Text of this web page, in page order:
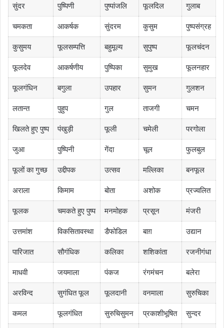
सुंदर पुष्पिणी पुष्पांजलि फूलदिल गुलाब
चमकता आकर्षक सुंदरम कुसुम पुष्पसंग्रह
कुसुमय फूलसम्पत्ति बहुमूल्य सुपुष्प फूलचंदन
फूलदेव आकर्षणीय पुष्पिका सुमुख फूलनहार
फूलगंधिन बगुला उपहार सुमन गुलशन
लतान्त पुहुप गुल ताजगी चमन
खिलते हुए पुष्प पंखुड़ी फूली चमेली परगोला
जुआ पुष्पिनी गेंदा चूल फुलबुल
फूलों का गुच्छ उद्दीपक उत्सव मल्लिका बनफूल
अराला किमाम बोता अशोक प्रज्वलित
फूलक चमकते हुए पुष्प मनमोहक प्रसून मंजरी
उत्तमांश विकसितावस्था डैफोडिल बाग़ उद्यान
पारिजात सौगंधिक कलिका शशिकांता रजनीगंधा
माधवी जयमाला पंकज रंगमंचन बलेरा
अरविन्द सुगंधित फूल फूलदानी वनमाला सुरुचिका
कमल फूलगंधित सुरुचिसुमन प्रकाशीभूषित सुन्दर